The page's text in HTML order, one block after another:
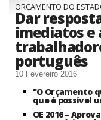
ORÇAMENTO DO
Dar
imediatos e
português
10 Fevereiro 2016
"O Orçamento
que é possível
OE 2016 –